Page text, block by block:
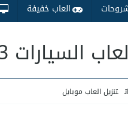
العاب خفيفة
للهواتف الذكية مجانا
تنزيل العاب موبايل